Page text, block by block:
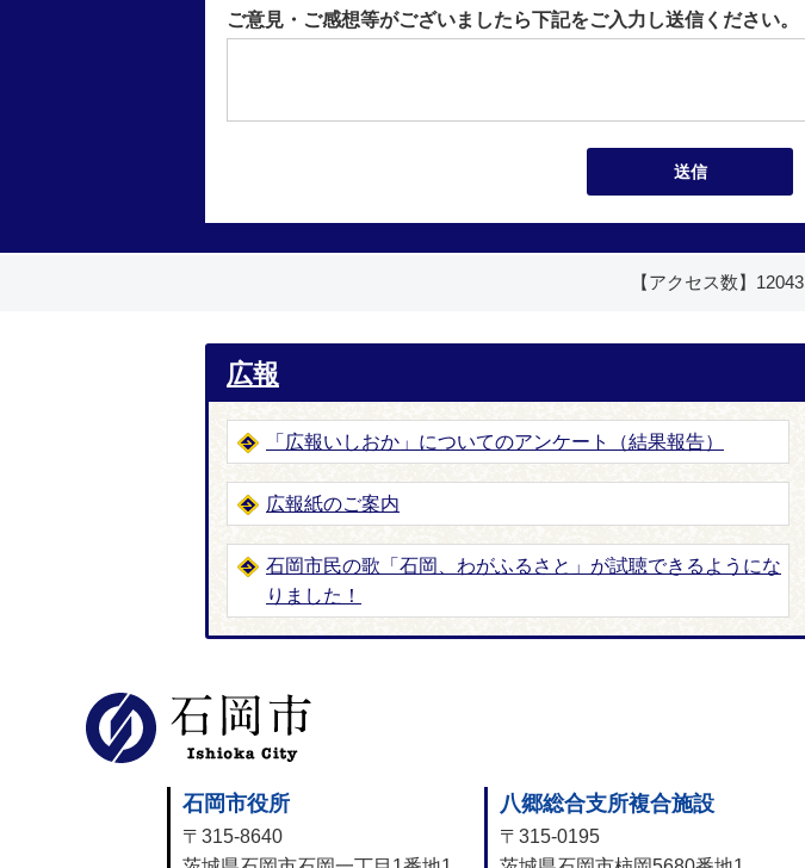
ご意見・ご感想等がございましたら下記をご入力し送信ください。
【アクセス数】 12043
広報
「広報いしおか」についてのアンケート（結果報告）
広報紙のご案内
石岡市民の歌「石岡、わがふるさと」が試聴できるようにな
りました！
石岡市役所
〒315-8640
八郷総合支所複合施設
〒315-0195